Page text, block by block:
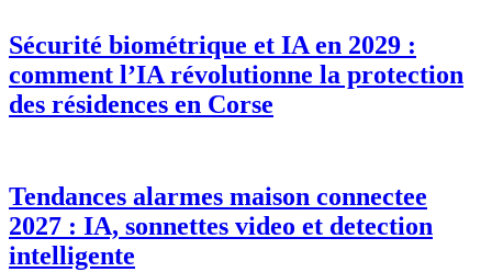
Sécurité biométrique et IA en 2029 :
comment l’IA révolutionne la protection
des résidences en Corse
Tendances alarmes maison connectee
2027 : IA, sonnettes video et detection
intelligente